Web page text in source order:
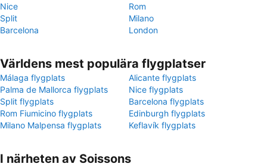
Nice
Rom
Split
Milano
Barcelona
London
Världens mest populära flygplatser
Málaga flygplats
Alicante flygplats
Palma de Mallorca flygplats
Nice flygplats
Split flygplats
Barcelona flygplats
Rom Fiumicino flygplats
Edinburgh flygplats
Milano Malpensa flygplats
Keflavík flygplats
I närheten av Soissons